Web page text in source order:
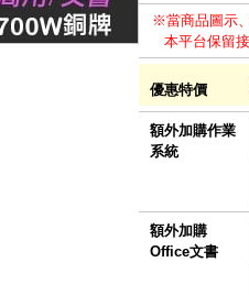
※當商品圖示
本平台保留
優惠特價
額外加購作業
系統
額外加購
Office文書